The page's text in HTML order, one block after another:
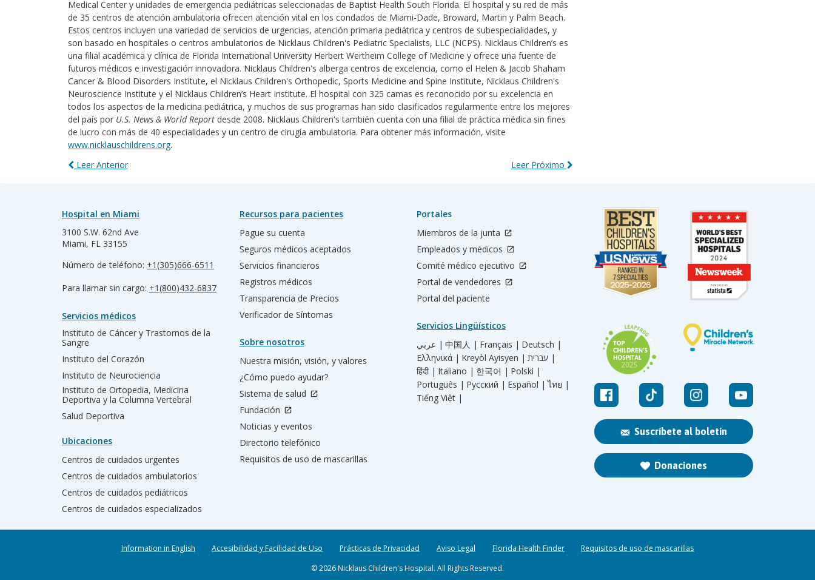
Medical Center y unidades de emergencia pediátricas seleccionadas de Baptist Health South Florida. El hospital y su red de más
de 35 centros de atención ambulatoria ofrecen atención vital en los condados de Miami-Dade, Broward, Martin y Palm Beach.
Estos centros incluyen una variedad de servicios de urgencias, atención primaria pediátrica y centros de subespecialidades, y
son basado en hospitales o centros ambulatorios de Nicklaus Children's Pediatric Specialists, LLC (NCPS). Nicklaus Children’s es
una filial académica y clínica de Florida International University Herbert Wertheim College of Medicine y ofrece una fuente de
futuros médicos e investigación innovadora. Nicklaus Children's alberga centros de excelencia, como el Helen & Jacob Shaham
Cancer & Blood Disorders Institute, el Nicklaus Children's Orthopedic, Sports Medicine and Spine Institute, Nicklaus Children's
Neuroscience Institute y el Nicklaus Children’s Heart Institute. El hospital con 325 camas es reconocido por su excelencia en
todos los aspectos de la medicina pediátrica, y muchos de sus programas han sido clasificados regularmente entre los mejores
del país por U.S. News & World Report desde 2008. Nicklaus Children's también cuenta con una filial de práctica médica sin fines
de lucro con más de 40 especialidades y un centro de cirugía ambulatoria. Para obtener más información, visite
www.nicklauschildrens.org.
Leer Anterior
Leer Próximo
Suscríbete al boletín
Donaciones
Hospital en Miami
3100 S.W. 62nd Ave
Miami, FL 33155
Número de teléfono: +1(305)666-6511
Para llamar sin cargo: +1(800)432-6837
Servicios médicos
Instituto de Cáncer y Trastornos de la
Sangre
Instituto del Corazón
Instituto de Neurociencia
Instituto de Ortopedia, Medicina
Deportiva y la Columna Vertebral
Salud Deportiva
Ubicaciones
Centros de cuidados urgentes
Centros de cuidados ambulatorios
Centros de cuidados pediátricos
Centros de cuidados especializados
Recursos para pacientes
Pague su cuenta
Seguros médicos aceptados
Servicios financieros
Registros médicos
Transparencia de Precios
Verificador de Síntomas
Sobre nosotros
Nuestra misión, visión, y valores
¿Cómo puedo ayudar?
Sistema de salud
Fundación
Noticias y eventos
Directorio telefónico
Requisitos de uso de mascarillas
Portales
Miembros de la junta
Empleados y médicos
Comité médico ejecutivo
Portal de vendedores
Portal del paciente
Servicios Lingüísticos
عربي | 中国人 | Français | Deutsch |
Ελληνικά | Kreyòl Ayisyen |
עברית |
हिंदी | Italiano | 한국어 | Polski |
Português | Русский | Español | ไทย |
Tiếng Việt |
Information in English Accesibilidad y Facilidad de Uso Prácticas de Privacidad Aviso Legal Florida Health Finder
Requisitos de uso de mascarillas
© 2026 Nicklaus Children's Hospital. All Rights Reserved.